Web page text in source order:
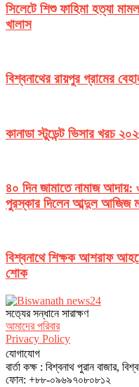
সিলেটে শিশু ফাহিমা হত্যা
খালাস
বিশ্বনাথের রায়পুর গ্রামের
কানাডা স্টুডেন্ট ভিসার খরচ
৪০ দিন জামাতে নামাজ
পুরস্কার দিলেন আব্দুল আজিজ
বিশ্বনাথে শিক্ষক আশরাফ
শোক
সত‌্যের সন্ধানে সারাক্ষণ
আমাদের পরিবার
Privacy Policy
যোগাযোগ
বার্তা কক্ষ : বিশ্বনাথ পুরান বাজার,
ফোন: +৮৮-০৯৬৯৭০৮০৮১২